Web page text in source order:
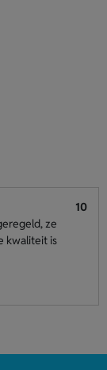
10
ze
kwaliteit is